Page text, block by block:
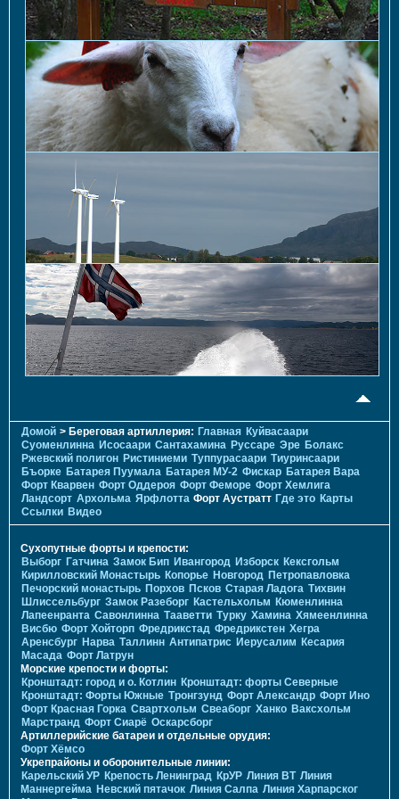
Домой > Береговая артиллерия: Главная Куйвасаари
Суоменлиннa Исосаари Сантахамина Руссаре Эре Болакс
Ржевский полигон Ристиниеми Туппурасаари Тиуринсаари
Бъорке Батарея Пуумала Батарея МУ-2 Фискар Батарея Вара
Форт Кварвен Форт Оддероя Форт Феморе Форт Хемлига
Ландсорт Архольма Ярфлотта Форт Аустратт Где это Карты
Ссылки Видео
Сухопутные форты и крепости:
Выборг Гатчина Замок Бип Ивангород Изборск Кексгольм
Кирилловский Монастырь Копорье Новгород Петропавловка
Печорcкий монастырь Порхов Псков Старая Ладога Тихвин
Шлиссельбург Замок Разеборг Кастельхольм Кюменлинна
Лапеенранта Савонлинна Тааветти Турку Хамина Хямеенлинна
Висбю Форт Хойторп Фредрикстад Фредрикстен Хегра
Аренсбург Нарва Таллинн Антипатрис Иерусалим Кесария
Масада Форт Латрун
Морские крепости и форты:
Кронштадт: город и о. Котлин Кронштадт: форты Северные
Кронштадт: Форты Южные Тронгзунд Форт Александр Форт Ино
Форт Красная Горка Свартхольм Свеаборг Ханко Ваксхольм
Марстранд Форт Сиарё Оскарсборг
Артиллерийские батареи и отдельные орудия:
Форт Хёмсо
Укрепрайоны и оборонительные линии:
Карельский УР Крепость Ленинград КрУР Линия ВТ Линия
Маннергейма Невский пятачок Линия Салпа Линия Харпарског